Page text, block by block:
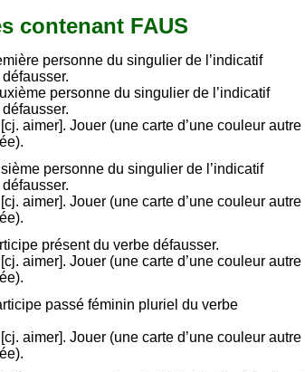
contenant FAUS
personne du singulier de l’indicatif
personne du singulier de l’indicatif
aimer]. Jouer (une carte d’une couleur autre
personne du singulier de l’indicatif
aimer]. Jouer (une carte d’une couleur autre
présent du verbe défausser.
aimer]. Jouer (une carte d’une couleur autre
passé féminin pluriel du verbe
aimer]. Jouer (une carte d’une couleur autre